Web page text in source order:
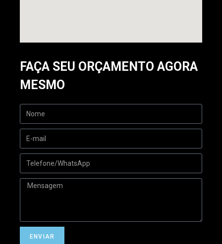
FAÇA SEU ORÇAMENTO AGORA
MESMO
ENVIAR